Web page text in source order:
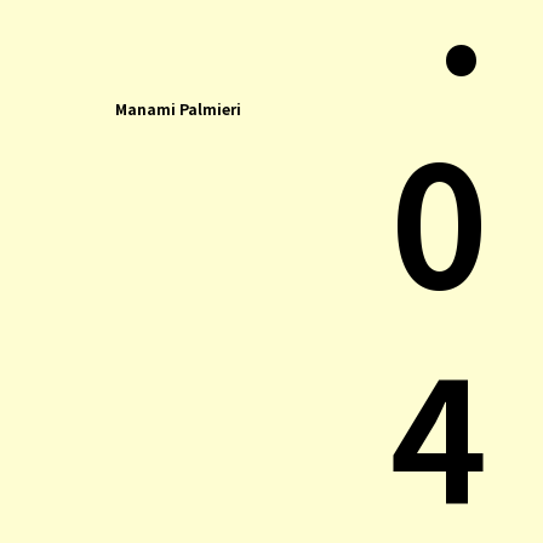
Manami Palmieri
0
4